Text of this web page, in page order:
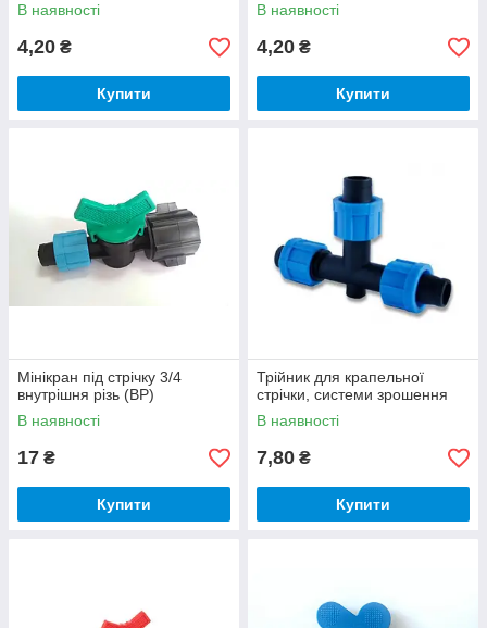
В наявності
4,20 ₴
Купити
В наявності
4,20 ₴
Купити
Мінікран під стрічку 3/4
внутрішня різь (ВР)
В наявності
17 ₴
Купити
Трійник для крапельної
стрічки, системи зрошення
В наявності
7,80 ₴
Купити